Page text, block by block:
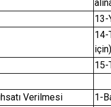
13-
14-
için)
15-
Verilmesi 1-